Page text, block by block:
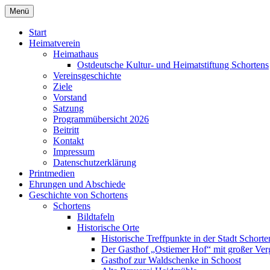
Zum
Inhalt
springen
Heimatverein Schortens von 1929 e. V.
Menü
Start
Heimatverein
Heimathaus
Ostdeutsche Kultur- und Heimatstiftung Schortens
Vereinsgeschichte
Ziele
Vorstand
Satzung
Programmübersicht 2026
Beitritt
Kontakt
Impressum
Datenschutzerklärung
Printmedien
Ehrungen und Abschiede
Geschichte von Schortens
Schortens
Bildtafeln
Historische Orte
Historische Treffpunkte in der Stadt
Der Gasthof „Ostiemer Hof“ mit großer
Gasthof zur Waldschenke in Schoost